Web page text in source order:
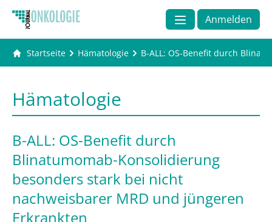
Anmelden
Startseite Hämatologie B-ALL: OS-Benefit durch
Hämatologie
B-ALL: OS-Benefit durch
Blinatumomab-Konsolidierung
besonders stark bei nicht
nachweisbarer MRD und jüngeren
Erkrankten